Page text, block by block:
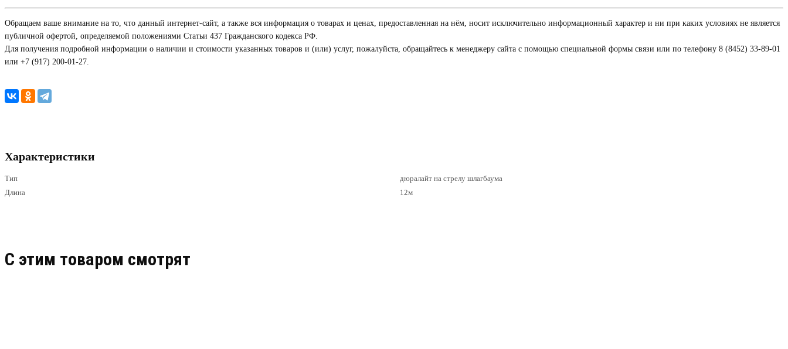
Обращаем ваше внимание на то, что данный интернет-сайт, а также вся информация о товарах и ценах, предоставленная на нём, носит исключительно информационный характер и ни при каких условиях не является
публичной офертой, определяемой положениями Статьи 437 Гражданского кодекса РФ.
Для получения подробной информации о наличии и стоимости указанных товаров и (или) услуг, пожалуйста, обращайтесь к менеджеру сайта с помощью специальной формы связи или по телефону 8 (8452) 33-89-01
или +7 (917) 200-01-27.
Характеристики
Тип
дюралайт на стрелу шлагбаума
Длина
12м
C этим товаром смотрят